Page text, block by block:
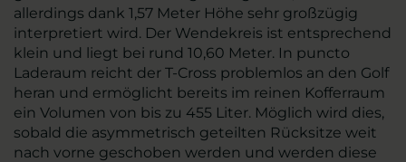
allerdings dank 1,57 Meter Höhe sehr großzügig
interpretiert wird. Der Wendekreis ist entsprechend
klein und liegt bei rund 10,60 Meter. In puncto
Laderaum reicht der T-Cross problemlos an den Golf
heran und ermöglicht bereits im reinen Kofferraum
ein Volumen von bis zu 455 Liter. Möglich wird dies,
sobald die asymmetrisch geteilten Rücksitze weit
nach vorne geschoben werden und werden diese